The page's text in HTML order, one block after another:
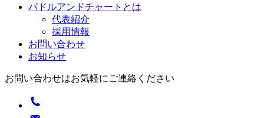
パドルアンドチャートとは
代表紹介
採用情報
お問い合わせ
お知らせ
お問い合わせはお気軽にご連絡ください